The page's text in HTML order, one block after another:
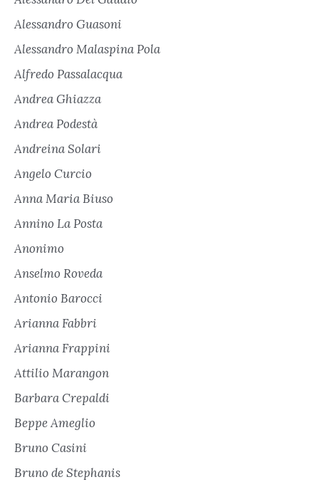
Alessandro Guasoni
Alessandro Malaspina Pola
Alfredo Passalacqua
Andrea Ghiazza
Andrea Podestà
Andreina Solari
Angelo Curcio
Anna Maria Biuso
Annino La Posta
Anonimo
Anselmo Roveda
Antonio Barocci
Arianna Fabbri
Arianna Frappini
Attilio Marangon
Barbara Crepaldi
Beppe Ameglio
Bruno Casini
Bruno de Stephanis